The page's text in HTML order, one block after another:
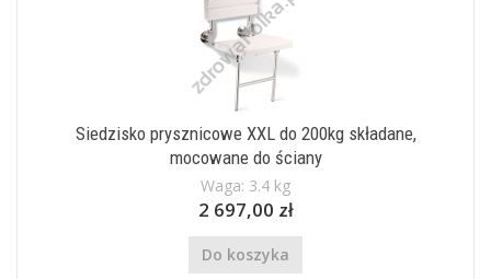
Siedzisko prysznicowe XXL do 200kg składane,
mocowane do ściany
Waga: 3.4 kg
2 697,00 zł
Do koszyka